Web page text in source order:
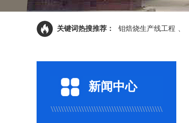
关键词热搜推荐： 钼焙烧生产线工程 、
新闻中心